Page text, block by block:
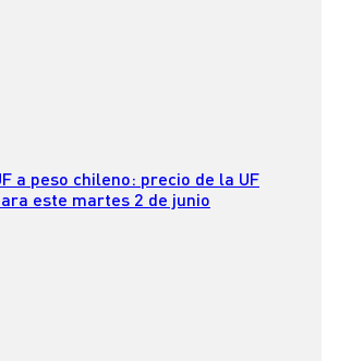
a peso chileno: precio de la UF
este martes 2 de junio